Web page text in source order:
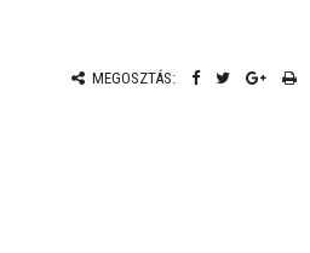
MEGOSZTÁS: